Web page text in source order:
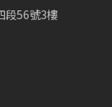
段56號3樓